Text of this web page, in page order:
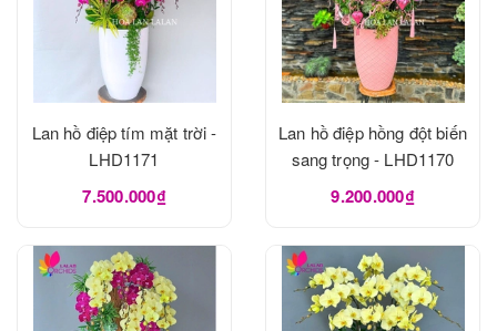
Lan hồ điệp tím mặt trời -
LHD1171
7.500.000₫
Lan hồ điệp hồng đột biến
sang trọng - LHD1170
9.200.000₫